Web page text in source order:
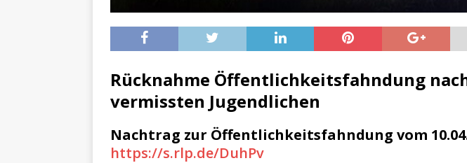
[ 4. Mai 2025 ]
Technik Museum Speyer / Brazzeltag
SPEYER
[ 29. März 2024 ] Polizei / Konsumcannabisgesetz (KCanG)
Rücknahme Öffentlichkeitsfahndung
vermissten Jugendlichen
Nachtrag zur Öffentlichkeitsfahndung vom
https://s.rlp.de/DuhPv